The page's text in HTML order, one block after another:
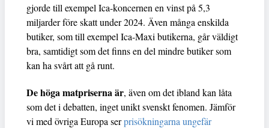
gjorde till exempel Ica-koncernen en vinst på 5,3
miljarder före skatt under 2024. Även många enskilda
butiker, som till exempel Ica-Maxi butikerna, går väldigt
bra, samtidigt som det finns en del mindre butiker som
kan ha svårt att gå runt.
De höga matpriserna är, även om det ibland kan låta
som det i debatten, inget unikt svenskt fenomen. Jämför
vi med övriga Europa serprisökningarna ungefär